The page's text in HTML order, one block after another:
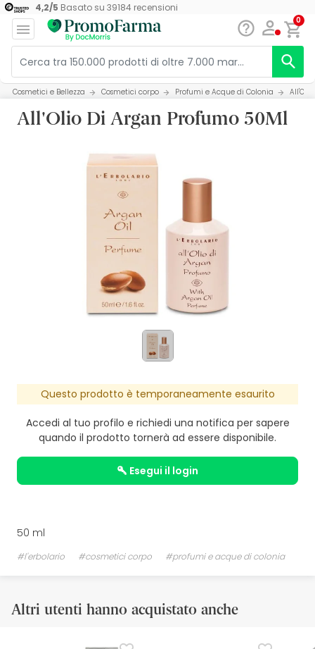
4,2/5 Basato su 39184 recensioni
0
Cosmetici e Bellezza Cosmetici corpo Profumi e Acque di Colonia
All'Olio Di Argan Profumo 50Ml
Questo prodotto è temporaneamente esaurito
Accedi al tuo profilo e richiedi una notifica per sapere
quando il prodotto tornerà ad essere disponibile.
esegui il login
50 ml
#l'erbolario #cosmetici corpo #profumi e acque di colonia
Altri utenti hanno acquistato anche